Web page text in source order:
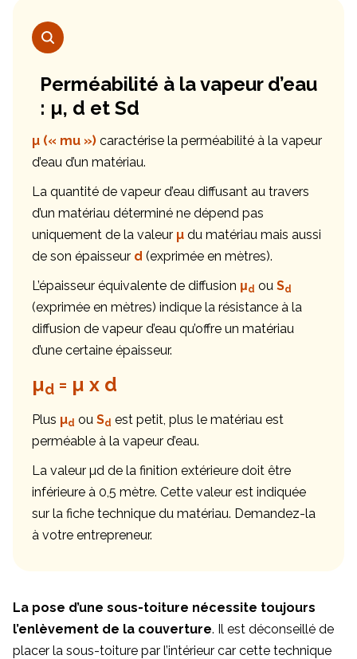
Perméabilité à la vapeur d’eau
: µ, d et Sd
µ (« mu ») caractérise la perméabilité à la vapeur
d’eau d’un matériau.
La quantité de vapeur d’eau diffusant au travers
d’un matériau déterminé ne dépend pas
uniquement de la valeur µ du matériau mais aussi
de son épaisseur d (exprimée en mètres).
L’épaisseur équivalente de diffusion μd ou Sd
(exprimée en mètres) indique la résistance à la
diffusion de vapeur d’eau qu’offre un matériau
d’une certaine épaisseur.
µd = µ x d
Plus µd ou Sd est petit, plus le matériau est
perméable à la vapeur d’eau.
La valeur µd de la finition extérieure doit être
inférieure à 0,5 mètre. Cette valeur est indiquée
sur la fiche technique du matériau. Demandez-la
à votre entrepreneur.
La pose d’une sous-toiture nécessite toujours
l’enlèvement de la couverture. Il est déconseillé de
placer la sous-toiture par l’intérieur car cette technique